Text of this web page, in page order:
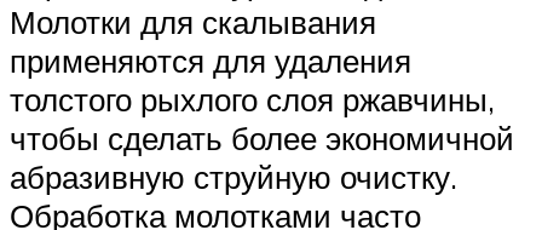
Молотки для скалывания
применяются для удаления
толстого рыхлого слоя ржавчины,
чтобы сделать более экономичной
абразивную струйную очистку.
Обработка молотками часто